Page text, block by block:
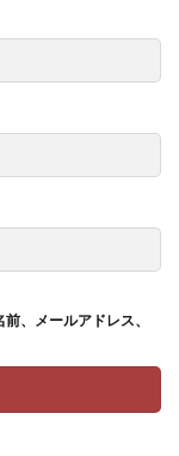
、メールアドレス、